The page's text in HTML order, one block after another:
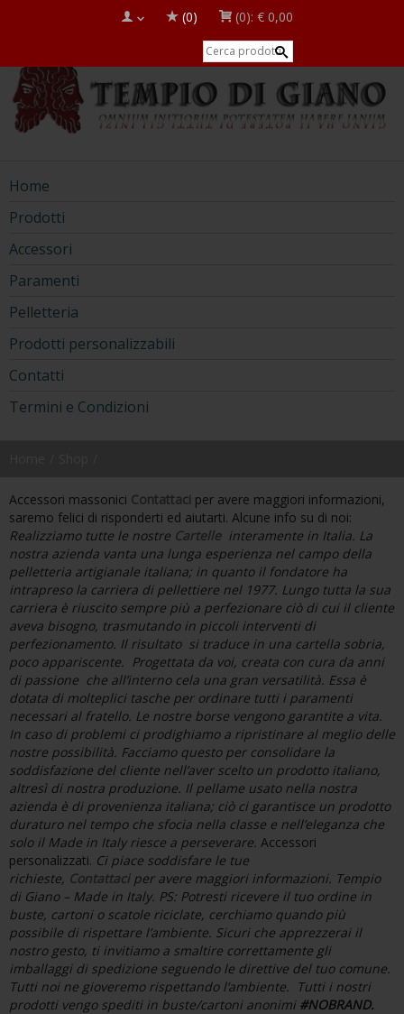
(0) (0): € 0,00
Home
Prodotti
Accessori
Paramenti
Pelletteria
Prodotti personalizzabili
Contatti
Termini e Condizioni
Accessori massonici Contattaci per avere maggiori informazioni,
saremo felici di risponderti ed aiutarti. Alcune info su di noi:
Realizziamo tutte le nostre Cartelleinteramente in Italia. La
nostra azienda vanta una lunga esperienza nel campo della
pelletteria artigianale italiana; in quanto il fondatore ha
intrapreso la carriera di pellettiere nel 1977. Lungo tutta la sua
carriera è riuscito sempre più a perfezionare ciò di cui il cliente
aveva bisogno, trasmutando in piccoli interventi di
perfezionamento. Il risultato si traduce in una cartella sobria,
poco appariscente. Progettata da voi, creata con cura da anni
di passione che all’interno cela una gran versatilità. Essa è
dotata di molteplici tasche per ordinare tutti i paramenti
necessari al fratello. Le nostre borse vengono garantite a vita.
In caso di problemi ci prodighiamo a ripristinare al meglio delle
nostre possibilità. Facciamo questo per consolidare la
soddisfazione del cliente nell’aver scelto un prodotto italiano,
altresì di nostra produzione. Il pellame usato nella nostra
azienda è di provenienza italiana; ciò ci garantisce un prodotto
duraturo nel tempo che sfocia nella classe e nell’eleganza che
solo il Made in Italy riesce a perseverare. Accessori
personalizzati. Ci piace soddisfare le tue
richieste, Contattaci per avere maggiori informazioni. Tempio
di Giano – Made in Italy. PS: Potresti ricevere il tuo ordine in
buste, cartoni o scatole riciclate, cerchiamo quando più
possibile di rispettare l’ambiente. Sicuri che apprezzerai il
nostro gesto, ti invitiamo a smaltire correttamente gli
imballaggi di spedizione seguendo le direttive del tuo comune.
Tutti noi ne gioveremo rispettando l’ambiente. Tutti i nostri
prodotti vengo spediti in buste/cartoni anonimi #NOBRAND.